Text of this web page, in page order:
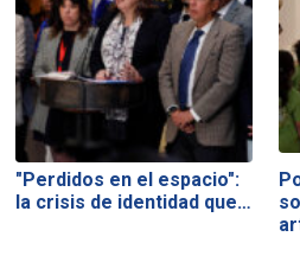
"Perdidos en el espacio":
la crisis de identidad que…